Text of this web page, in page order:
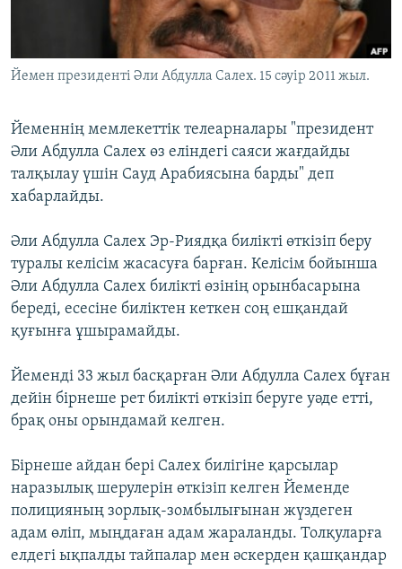
Йемен президенті Әли Абдулла Салех. 15 сәуір 2011 жыл.
Йеменнің мемлекеттік телеарналары "президент
Әли Абдулла Салех өз еліндегі саяси жағдайды
талқылау үшін Сауд Арабиясына барды" деп
хабарлайды.
Әли Абдулла Салех Эр-Риядқа билікті өткізіп беру
туралы келісім жасасуға барған. Келісім бойынша
Әли Абдулла Салех билікті өзінің орынбасарына
береді, есесіне биліктен кеткен соң ешқандай
қуғынға ұшырамайды.
Йеменді 33 жыл басқарған Әли Абдулла Салех бұған
дейін бірнеше рет билікті өткізіп беруге уәде етті,
брақ оны орындамай келген.
Бірнеше айдан бері Салех билігіне қарсылар
наразылық шерулерін өткізіп келген Йеменде
полицияның зорлық-зомбылығынан жүздеген
адам өліп, мыңдаған адам жараланды. Толқуларға
елдегі ықпалды тайпалар мен әскерден қашқандар